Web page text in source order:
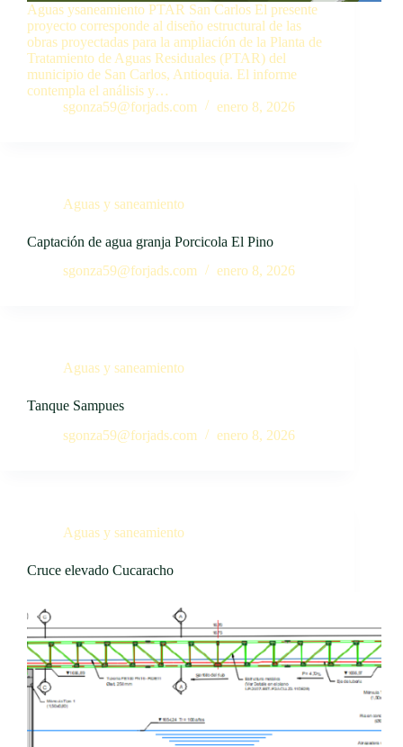
Aguas ysaneamiento PTAR San Carlos El presente
proyecto corresponde al diseño estructural de las
obras proyectadas para la ampliación de la Planta de
Tratamiento de Aguas Residuales (PTAR) del
municipio de San Carlos, Antioquia. El informe
contempla el análisis y…
sgonza59@forjads.com
enero 8, 2026
Aguas y saneamiento
Captación de agua granja Porcicola El Pino
sgonza59@forjads.com
enero 8, 2026
Aguas y saneamiento
Tanque Sampues
sgonza59@forjads.com
enero 8, 2026
Aguas y saneamiento
Cruce elevado Cucaracho